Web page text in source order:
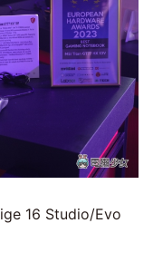
16 Studio/Evo